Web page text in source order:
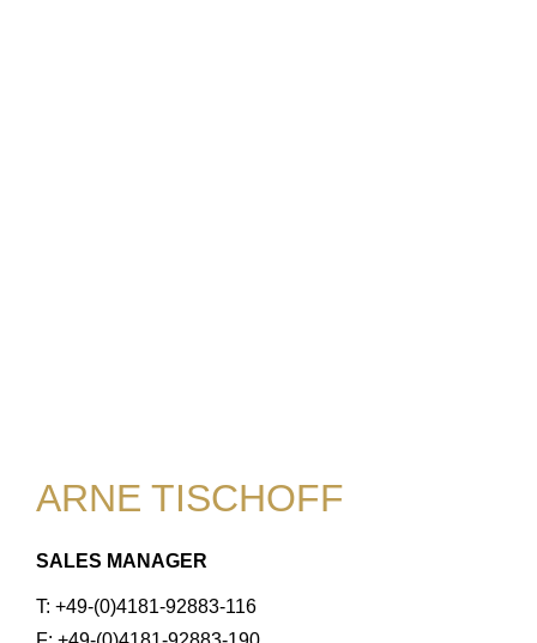
ARNE TISCHOFF
SALES MANAGER
T: +49-(0)4181-92883-116